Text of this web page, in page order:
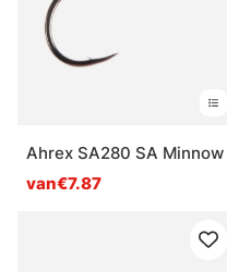
Ahrex SA280 SA Minnow
van€7.87